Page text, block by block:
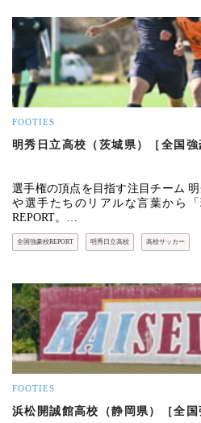
FOOTIES
明秀日立高校（茨城県）［全国
選手権の頂点を目指す注目チーム
や選手たちのリアルな言葉から
REPORT。…
全国強豪校REPORT 明秀日立高校 高校サッカー
FOOTIES
浜松開誠館高校（静岡県）［全